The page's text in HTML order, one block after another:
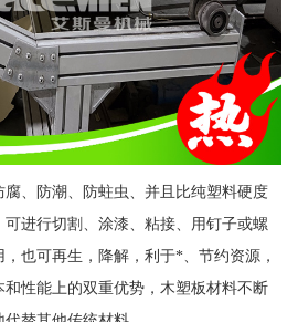
、防潮、防蛀虫、并且比纯塑料硬度
进行切割、涂漆、粘接、用钉子或螺
也可再生，降解，利于*、节约资源，
性能上的双重优势，木塑板材料不断